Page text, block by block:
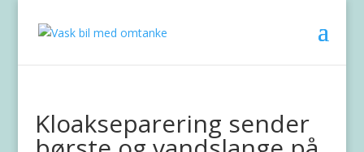
Kloakseparering sender